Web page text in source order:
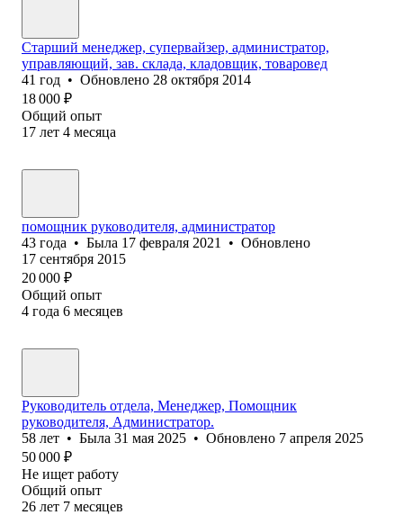
Старший менеджер, супервайзер, администратор,
управляющий, зав. склада, кладовщик, товаровед
41 год • Обновлено 28 октября 2014
18 000 ₽
Общий опыт
17 лет 4 месяца
помощник руководителя, администратор
43 года • Была 17 февраля 2021 • Обновлено
17 сентября 2015
20 000 ₽
Общий опыт
4 года 6 месяцев
Руководитель отдела, Менеджер, Помощник
руководителя, Администратор.
58 лет • Была 31 мая 2025 • Обновлено 7 апреля 2025
50 000 ₽
Не ищет работу
Общий опыт
26 лет 7 месяцев